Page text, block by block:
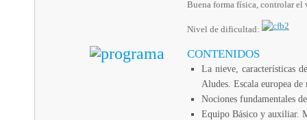
Buena forma física, controlar
Nivel de dificultad:
CONTENIDOS
La nieve, características
Aludes. Escala europea de
Nociones fundamentales
Equipo Básico y auxiliar.